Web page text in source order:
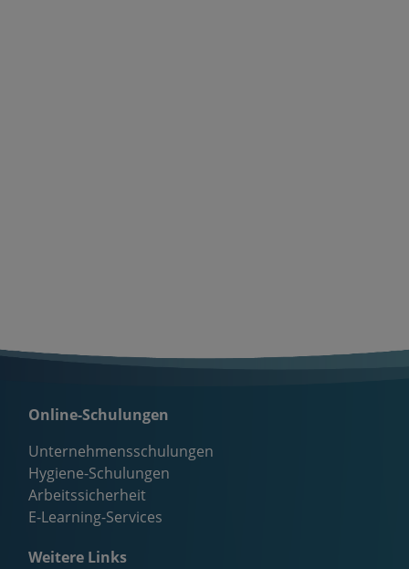
Online-Schulungen
Unternehmensschulungen
Hygiene-Schulungen
Arbeitssicherheit
E-Learning-Services
Weitere Links